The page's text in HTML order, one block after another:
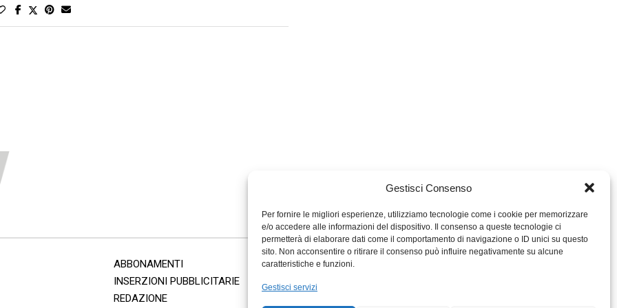
Gestisci Consenso
Per fornire le migliori esperienze, utilizziamo tecnologie come i cookie per memorizzare
e/o accedere alle informazioni del dispositivo. Il consenso a queste tecnologie ci
permetterà di elaborare dati come il comportamento di navigazione o ID unici su questo
sito. Non acconsentire o ritirare il consenso può influire negativamente su alcune
caratteristiche e funzioni.
Gestisci servizi
ABBONAMENTI
INSERZIONI PUBBLICITARIE
REDAZIONE
MIGROS TICINO